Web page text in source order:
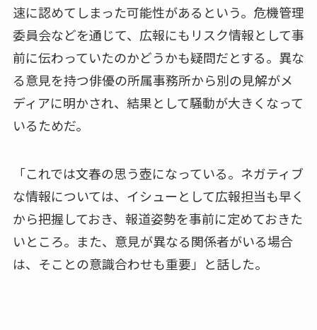
速に認めてしまった可能性があるという。危機管理
委員会などを通じて、広報にもリスク情報として事
前に伝わっていたのかどうかも疑問だとする。異な
る意見を持つ俳優の所属事務所から別の見解がメ
ディアに明かされ、結果として騒動が大きくなって
いるためだ。
「これでは文春の思う壺になっている。ネガティブ
な情報については、イシューとして広報担当も早く
から把握しておき、報道姿勢を事前に定めておきた
いところ。また、意見が異なる関係者がいる場合
は、そことの意識合わせも重要」と話した。